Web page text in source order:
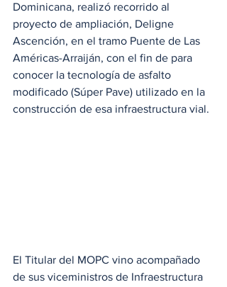
Dominicana, realizó recorrido al
proyecto de ampliación, Deligne
Ascención, en el tramo Puente de Las
Américas-Arraiján, con el fin de para
conocer la tecnología de asfalto
modificado (Súper Pave) utilizado en la
construcción de esa infraestructura vial.
El Titular del MOPC vino acompañado
de sus viceministros de Infraestructura